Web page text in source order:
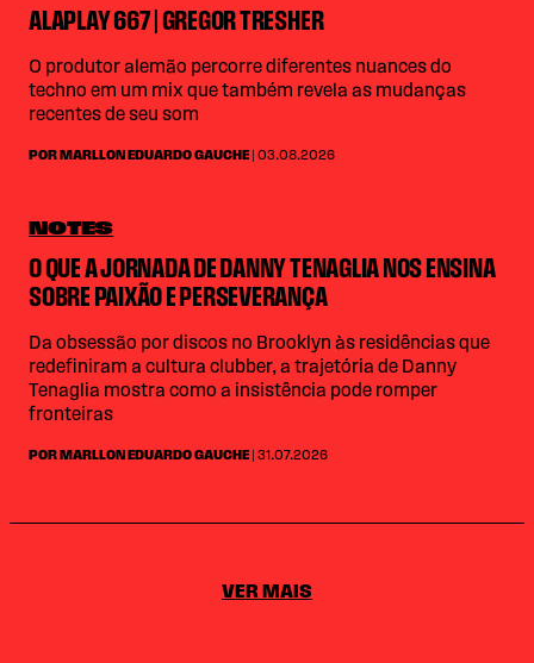
ALAPLAY 667 | GREGOR TRESHER
O produtor alemão percorre diferentes nuances do
techno em um mix que também revela as mudanças
recentes de seu som
POR MARLLON EDUARDO GAUCHE | 03.08.2026
NOTES
O QUE A JORNADA DE DANNY TENAGLIA NOS ENSINA
SOBRE PAIXÃO E PERSEVERANÇA
Da obsessão por discos no Brooklyn às residências que
redefiniram a cultura clubber, a trajetória de Danny
Tenaglia mostra como a insistência pode romper
fronteiras
POR MARLLON EDUARDO GAUCHE | 31.07.2026
VER MAIS